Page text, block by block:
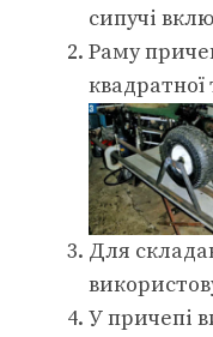
сипучі
Раму
Для
У причепі